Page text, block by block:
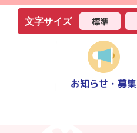
文字サイズ 標準
お知らせ・募集